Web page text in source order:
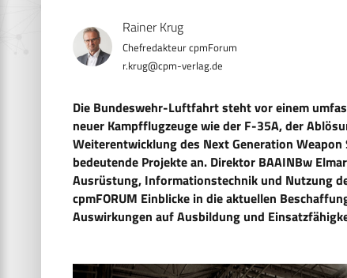
Rainer Krug
r.krug@cpm-verlag.de
Die Bundeswehr-Luftfahrt steht vor einem
neuer Kampfflugzeuge wie der F-35A, der
Weiterentwicklung des Next Generation Weapon
bedeutende Projekte an. Direktor BAAINBw
Ausrüstung, Informationstechnik und Nutzung
cpmFORUM Einblicke in die aktuellen
Auswirkungen auf Ausbildung und